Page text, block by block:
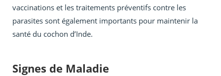
vaccinations et les traitements préventifs contre les
parasites sont également importants pour maintenir la
santé du cochon d’Inde.
Signes de Maladie